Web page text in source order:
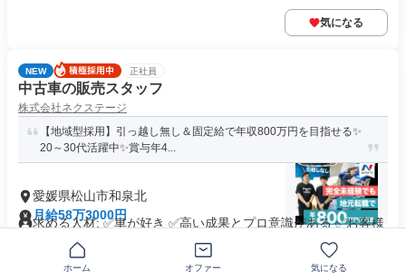
気になる
NEW 正社員
中古車の販売スタッフ
株式会社ネクステージ
【地域型採用】引っ越し無し＆固定給で年収800万円を目指せる✨
20～30代活躍中✨賞与年4...
愛媛県松山市和泉北
月給58万3000円
求める人材: ✅車が好き ✅高い成果とプロ意識がある ✅お客様
の満足を追求できる ✅...
交通費支給
ホーム オファー 気になる